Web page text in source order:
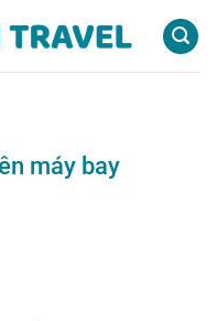
máy bay